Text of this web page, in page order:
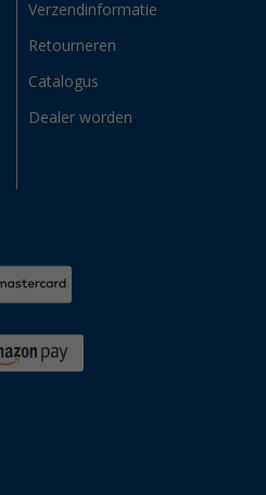
Verzendinformatie
Retourneren
Catalogus
Dealer worden